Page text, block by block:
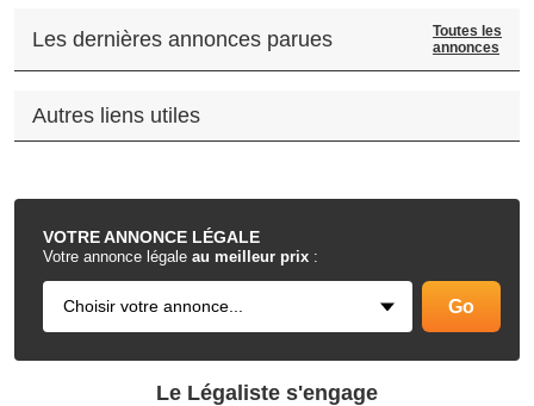
VOTREANNONCE LÉGALE
Votre annonce légale au meilleur prix :
Les dernières annonces parues
Toutes les
annonces
Autres liens utiles
.
Le Légaliste s'engage